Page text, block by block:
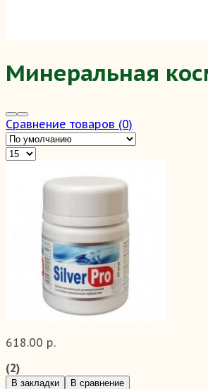
Минеральная
Сравнение товаров (0)
618.00 р.
(2)
В закладки В сравнение